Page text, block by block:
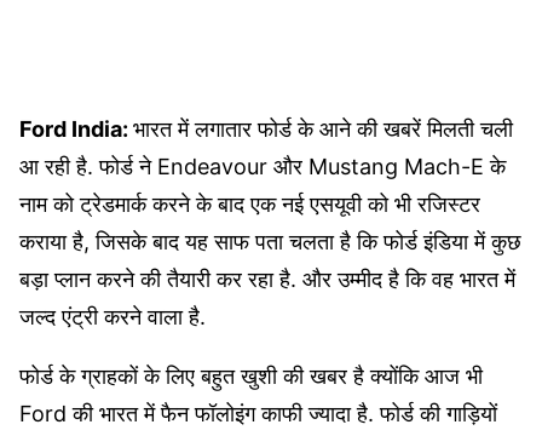
Ford India: भारत में लगातार फोर्ड के आने की खबरें मिलती चली
आ रही है. फोर्ड ने Endeavour और Mustang Mach-E के
नाम को ट्रेडमार्क करने के बाद एक नई एसयूवी को भी रजिस्टर
कराया है, जिसके बाद यह साफ पता चलता है कि फोर्ड इंडिया में कुछ
बड़ा प्लान करने की तैयारी कर रहा है. और उम्मीद है कि वह भारत में
जल्द एंट्री करने वाला है.
फोर्ड के ग्राहकों के लिए बहुत खुशी की खबर है क्योंकि आज भी
Ford की भारत में फैन फॉलोइंग काफी ज्यादा है. फोर्ड की गाड़ियों